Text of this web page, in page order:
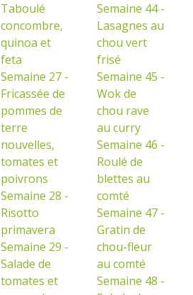
Taboulé
concombre,
quinoa et
feta
Semaine 27 -
Fricassée de
pommes de
terre
nouvelles,
tomates et
poivrons
Semaine 28 -
Risotto
primavera
Semaine 29 -
Salade de
tomates et
Semaine 44 -
Lasagnes au
chou vert
frisé
Semaine 45 -
Wok de
chou rave
au curry
Semaine 46 -
Roulé de
blettes au
comté
Semaine 47 -
Gratin de
chou-fleur
au comté
Semaine 48 -